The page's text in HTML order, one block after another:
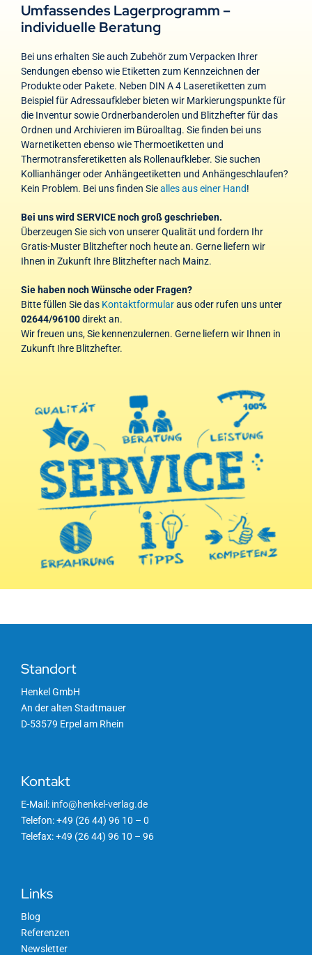
Umfassendes Lagerprogramm –
individuelle Beratung
Bei uns erhalten Sie auch Zubehör zum Verpacken Ihrer
Sendungen ebenso wie Etiketten zum Kennzeichnen der
Produkte oder Pakete. Neben DIN A 4 Laseretiketten zum
Beispiel für Adressaufkleber bieten wir Markierungspunkte für
die Inventur sowie Ordnerbanderolen und Blitzhefter für das
Ordnen und Archivieren im Büroalltag. Sie finden bei uns
Warnetiketten ebenso wie Thermoetiketten und
Thermotransferetiketten als Rollenaufkleber. Sie suchen
Kollianhänger oder Anhängeetiketten und Anhängeschlaufen?
Kein Problem. Bei uns finden Siealles aus einer Hand!
Bei uns wird SERVICE noch groß geschrieben.
Überzeugen Sie sich von unserer Qualität und fordern Ihr
Gratis-Muster Blitzhefter noch heute an. Gerne liefern wir
Ihnen in Zukunft Ihre Blitzhefter nach Mainz.
Sie haben noch Wünsche oder Fragen?
Bitte füllen Sie das Kontaktformularaus oder rufen uns unter
02644/96100direkt an.
Wir freuen uns, Sie kennenzulernen. Gerne liefern wir Ihnen in
Zukunft Ihre Blitzhefter.
Standort
Henkel GmbH
An der alten Stadtmauer
D-53579 Erpel am Rhein
Kontakt
E-Mail: info@henkel-verlag.de
Telefon: +49 (26 44) 96 10 – 0
Telefax: +49 (26 44) 96 10 – 96
Links
Blog
Referenzen
Newsletter